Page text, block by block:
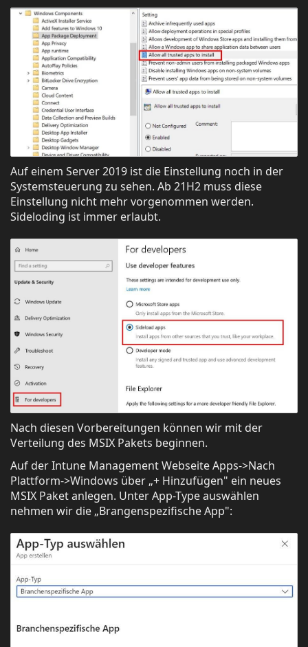
Auf einem Server 2019 ist die Einstellung noch in der
Systemsteuerung zu sehen. Ab 21H2 muss diese
Einstellung nicht mehr vorgenommen werden.
Sideloding ist immer erlaubt.
Nach diesen Vorbereitungen können wir mit der
Verteilung des MSIX Pakets beginnen.
Auf der Intune Management Webseite Apps->Nach
Plattform->Windows über „+ Hinzufügen" ein neues
MSIX Paket anlegen. Unter App-Type auswählen
nehmen wir die „Brangenspezifische App":